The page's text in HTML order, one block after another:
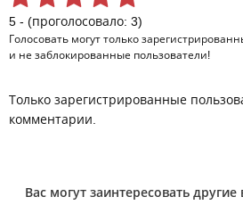
5 - (проголосовало: 3)
Голосовать могут только
и не заблокированные пользователи!
Только зарегистрированные
комментарии.
Вас могут заинтересовать